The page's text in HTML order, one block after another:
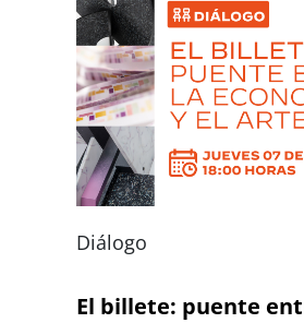
Diálogo
El billete: puente